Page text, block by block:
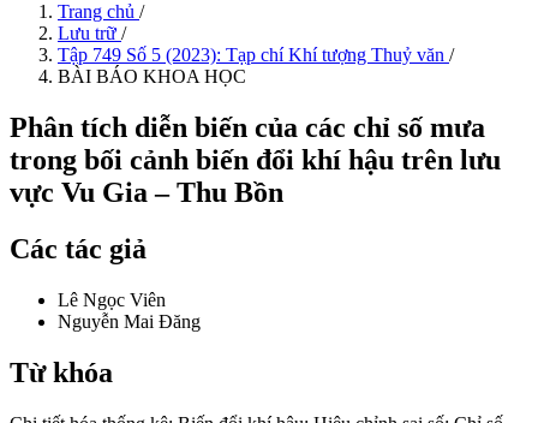
Trang chủ /
Lưu trữ /
Tập 749 Số 5 (2023): Tạp chí Khí tượng Thuỷ văn /
BÀI BÁO KHOA HỌC
Phân tích diễn biến của các chỉ số mưa
trong bối cảnh biến đổi khí hậu trên lưu
vực Vu Gia – Thu Bồn
Các tác giả
Lê Ngọc Viên
Nguyễn Mai Đăng
Từ khóa